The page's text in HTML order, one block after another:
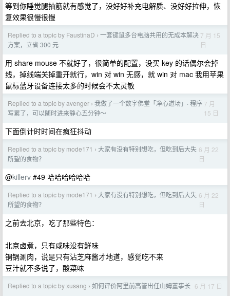
等到你睡觉腿抽筋就有感觉了，没好好补充电解质、没好好拉伸，恢
复效果很慢很慢
Replied to a topic by FaustinaD › 一套键鼠多台电脑共用的无成本解决
方案，立省 300 元
7 月 15
日
用 share mouse 不就好了，很简单的配置，没买 key 的话偶尔会掉
线，掉线端关掉重开就行，win 对 win 无感，就 win 对 mac 我用苹果
鼠标蓝牙设备连接太多的时候会不太灵敏
Replied to a topic by avenger › 我做了一个数字佛堂「净心道场」· 程序
写累了，可以随时进来静心五分钟～
7 月
15 日
下面倒计时时间在疯狂抖动
Replied to a topic by mode171 › 大家有没有特别想吃，但吃到后大失
所望的食物？
6 月 22
日
@killerv #49 哈哈哈哈哈哈
Replied to a topic by mode171 › 大家有没有特别想吃，但吃到后大失
所望的食物？
6 月 22
日
之前去北京，吃了那些特色：
北京卤煮，只有咸味没有鲜味
铜锅涮肉，说是只有沾芝麻酱才地道，感觉吃不来
豆汁就不多说了，酸菜味
Replied to a topic by xusang › 如何评价阿里前高管出任山姆董事长 6 月 17 日